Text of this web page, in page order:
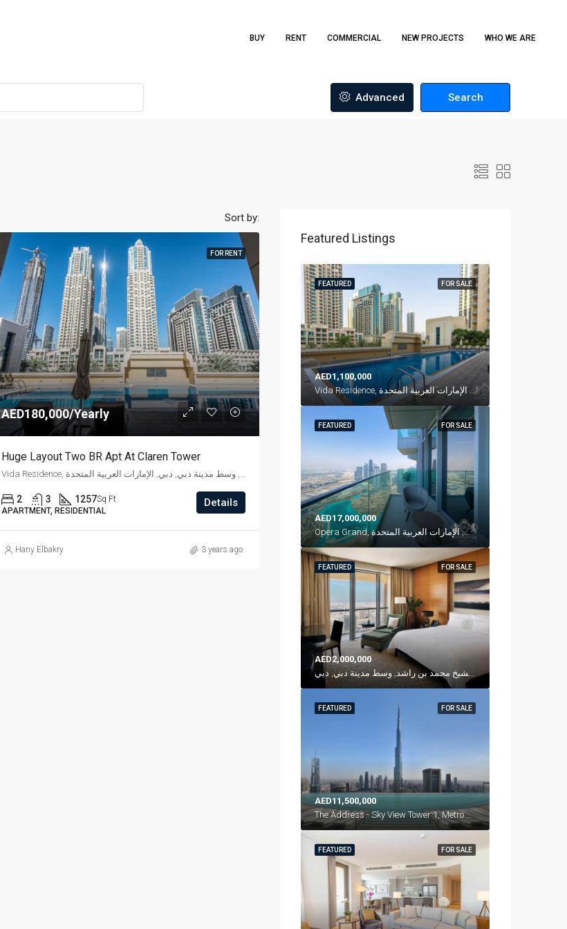
BUY RENT COMMERCIAL NEW PROJECTS WHO WE ARE
Advanced Search
Sort by:
FOR RENT
AED180,000/Yearly
Huge Layout Two BR Apt At Claren Tower
Vida Residence, شارع العلم, وسط مدينة دبي, دبي, الإمارات العربية المتحدة
2 3 1257Sq Ft
APARTMENT, RESIDENTIAL
Details
Hany Elbakry 3 years ago
Featured Listings
FOR SALE
FEATURED
AED1,100,000
Vida Residence, شارع العلم, وسط مدينة دبي, دبي, الإمارات العربية المتحدة
FOR SALE
FEATURED
AED17,000,000
Opera Grand, شارع الشيخ محمد بن راشد, وسط مدينة دبي, دبي, الإمارات العربية المتحدة
FOR SALE
FEATURED
AED2,000,000
العنوان - دبي مول, شارع الشيخ محمد بن راشد, وسط مدينة دبي, دبي, P. O. Box 31166, الإمارات العربية المتحدة
FOR SALE
FEATURED
AED11,500,000
The Address - Sky View Tower 1, Metro Link, وسط مدينة دبي, دبي, الإمارات العربية المتحدة
FOR SALE
FEATURED